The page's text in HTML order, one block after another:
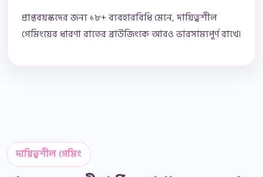
প্রাপ্তবয়স্কদের জন্য ১৮+ ব্যবহারবিধি মেনে, দায়িত্বশীল
গেমিংয়ের ধারণা রাতের ব্রাউজিংকে আরও ভারসাম্যপূর্ণ রাখে।
দায়িত্বশীল গেমিং